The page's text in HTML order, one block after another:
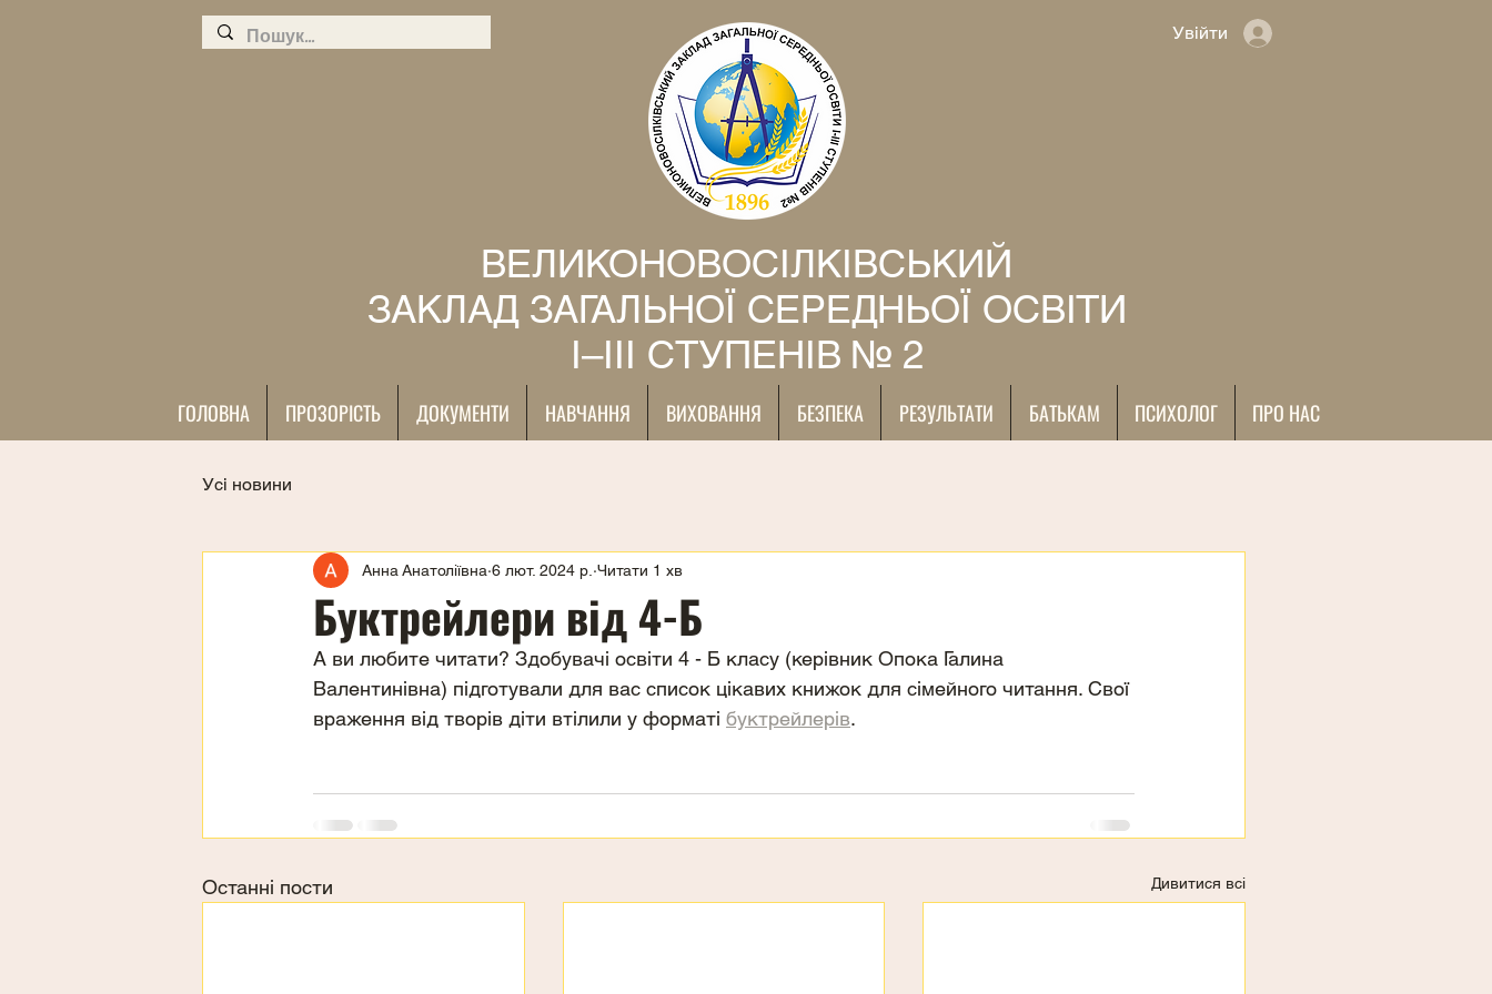
Увійти
ВЕЛИКОНОВОСІЛКІВСЬКИЙ
ЗАКЛАД ЗАГАЛЬНОЇ СЕРЕДНЬОЇ ОСВІТИ
І–ІІІ СТУПЕНІВ № 2
ГОЛОВНА ПРОЗОРІСТЬ ДОКУМЕНТИ НАВЧАННЯ ВИХОВАННЯ БЕЗПЕКА РЕЗУЛЬТАТИ БАТЬКАМ ПСИХОЛОГ ПРО НАС
Усі новини
Буктрейлери від 4-Б
Анна Анатоліївна 6 лют. 2024 р. Читати 1 хв
А ви любите читати? Здобувачі освіти 4 - Б класу (керівник Опока Галина
Валентинівна) підготували для вас список цікавих книжок для сімейного читання. Свої
враження від творів діти втілили у форматі буктрейлерів.
Останні пости Дивитися всі